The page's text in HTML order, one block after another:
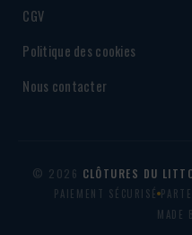
CGV
Politique des cookies
Nous contacter
© 2026 CLÔTURES DU
PAIEMENT SÉCURISÉ
MADE